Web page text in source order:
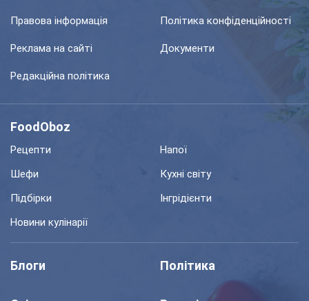
Правова інформація Політика конфіденційності
Реклама на сайті Документи
Редакційна політика
FoodOboz
Рецепти
Напої
Шефи
Кухні світу
Підбірки
Інгрідієнти
Новини кулінарії
Блоги Політика